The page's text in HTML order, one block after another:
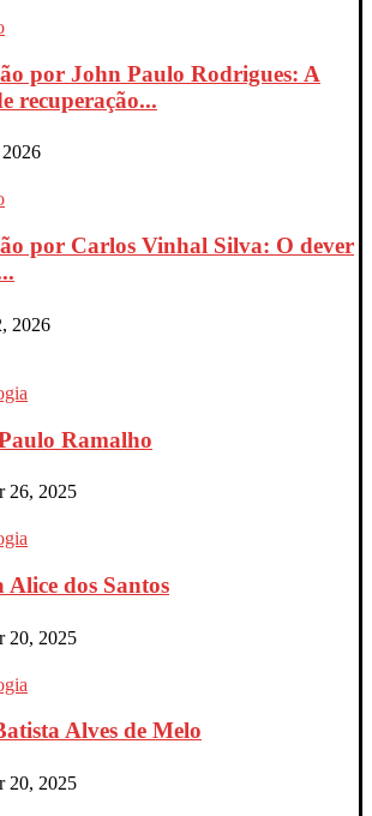
por John Paulo Rodrigues: A
recuperação...
por Carlos Vinhal Silva: O dever
2026
Ramalho
26, 2025
dos Santos
20, 2025
Alves de Melo
20, 2025